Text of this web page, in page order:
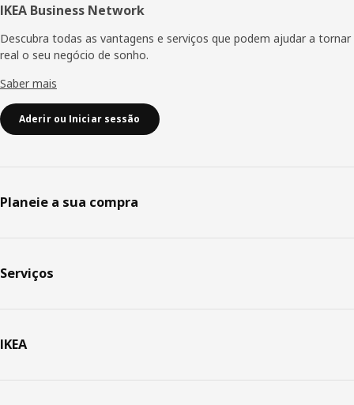
IKEA Business Network
Descubra todas as vantagens e serviços que podem ajudar a tornar
real o seu negócio de sonho.
Saber mais
Aderir ou Iniciar sessão
Planeie a sua compra
Serviços
IKEA